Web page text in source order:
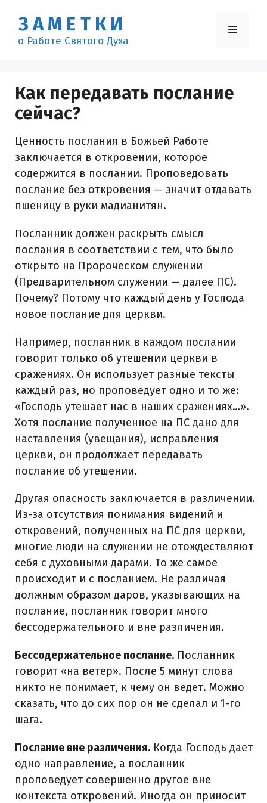
содержимому
ЗАМЕТКИ
о Работе Святого Духа
Меню
Как передавать послание
сейчас?
Ценность послания в Божьей Работе
заключается в откровении, которое
содержится в послании. Проповедовать
послание без откровения — значит отдавать
пшеницу в руки мадианитян.
Посланник должен раскрыть смысл
послания в соответствии с тем, что было
открыто на Пророческом служении
(Предварительном служении — далее ПС).
Почему? Потому что каждый день у Господа
новое послание для церкви.
Например, посланник в каждом послании
говорит только об утешении церкви в
сражениях. Он использует разные тексты
каждый раз, но проповедует одно и то же:
«Господь утешает нас в наших сражениях…».
Хотя послание полученное на ПС дано для
наставления (увещания), исправления
церкви, он продолжает передавать
послание об утешении.
Другая опасность заключается в различении.
Из-за отсутствия понимания видений и
откровений, полученных на ПС для церкви,
многие люди на служении не отождествляют
себя с духовными дарами. То же самое
происходит и с посланием. Не различая
должным образом даров, указывающих на
послание, посланник говорит много
бессодержательного и вне различения.
Бессодержательное послание. Посланник
говорит «на ветер». После 5 минут слова
никто не понимает, к чему он ведет. Можно
сказать, что до сих пор он не сделал и 1-го
шага.
Послание вне различения. Когда Господь дает
одно направление, а посланник
проповедует совершенно другое вне
контекста откровений. Иногда он приносит